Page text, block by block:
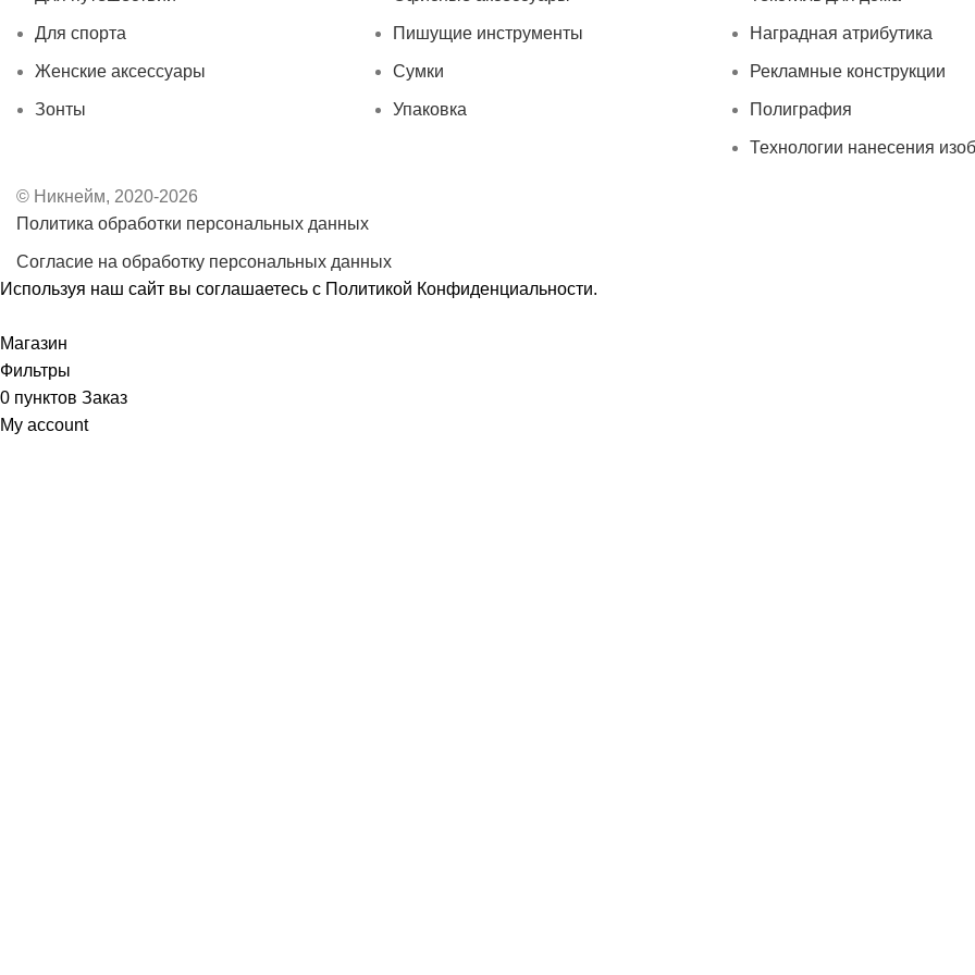
Для спорта
Женские аксессуары
Зонты
Пишущие инструменты
Сумки
Упаковка
Наградная атрибутика
Рекламные конструкции
Полиграфия
Технологии нанесения
© Никнейм, 2020-2026
Политика обработки персональных данных
Согласие на обработку персональных данных
Используя наш сайт вы соглашаетесь с Политикой Конфиденциальности.
Магазин
Фильтры
0 пунктов Заказ
My account